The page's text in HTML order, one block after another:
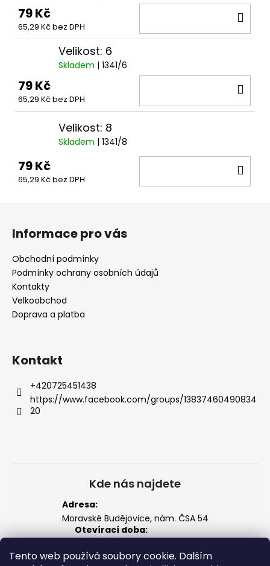
Tento web používá soubory cookie. Dalším
79 Kč
65,29 Kč bez DPH
Velikost: 6
Skladem | 1341/6
79 Kč
65,29 Kč bez DPH
Velikost: 8
Skladem | 1341/8
79 Kč
65,29 Kč bez DPH
Informace pro vás
Obchodní podmínky
Podmínky ochrany osobních údajů
Kontakty
Velkoobchod
Doprava a platba
Kontakt
+420725451438
https://www.facebook.com/groups/13837460490834
20
Kde nás najdete
Adresa:
Moravské Budějovice, nám. ČSA 54
Otevírací doba:
So: 8:00 – 12:00